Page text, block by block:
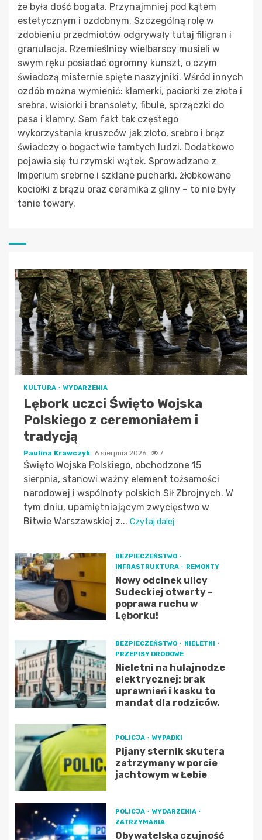
że była dość bogata. Przynajmniej pod kątem
estetycznym i ozdobnym. Szczególną rolę w
zdobieniu przedmiotów odgrywały tutaj filigran i
granulacja. Rzemieślnicy wielbarscy musieli w
swym ręku posiadać ogromny kunszt, o czym
świadczą misternie spięte naszyjniki. Wśród innych
ozdób można wymienić: klamerki, paciorki ze złota i
srebra, wisiorki i bransolety, fibule, sprzączki do
pasa i klamry. Sam fakt tak częstego
wykorzystania kruszców jak złoto, srebro i brąz
świadczy o bogactwie tamtych ludzi. Dodatkowo
pojawia się tu rzymski wątek. Sprowadzane z
Imperium srebrne i szklane pucharki, żłobkowane
kociołki z brązu oraz ceramika z gliny – to nie były
tanie towary.
KULTURA WYDARZENIA
Lębork uczci Święto Wojska
Polskiego z ceremoniałem i
tradycją
Paulina Krawczyk 6 sierpnia 2026 7
Święto Wojska Polskiego, obchodzone 15
sierpnia, stanowi ważny element tożsamości
narodowej i wspólnoty polskich Sił Zbrojnych. W
tym dniu, upamiętniającym zwycięstwo w
Bitwie Warszawskiej z... Czytaj dalej
BEZPIECZEŃSTWO
INFRASTRUKTURA
REMONTY
Nowy odcinek ulicy
Sudeckiej otwarty –
poprawa ruchu w
Lęborku!
BEZPIECZEŃSTWO
NIELETNI
PRZEPISY DROGOWE
Nieletni na hulajnodze
elektrycznej: brak
uprawnień i kasku to
mandat dla rodziców.
POLICJA WYPADKI
Pijany sternik skutera
zatrzymany w porcie
jachtowym w Łebie
POLICJA
WYDARZENIA
ZATRZYMANIA
Obywatelska czujność